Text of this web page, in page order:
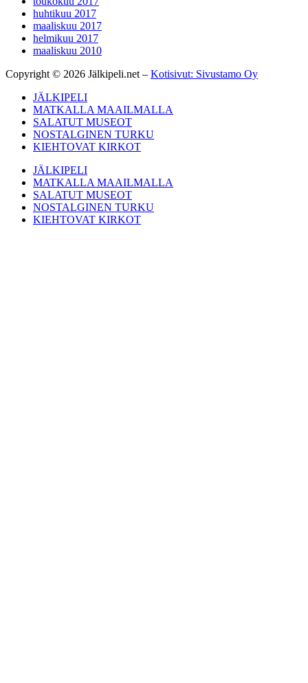
huhtikuu 2017
maaliskuu 2017
helmikuu 2017
maaliskuu 2010
Copyright © 2026 Jälkipeli.net – Kotisivut: Sivustamo Oy
JÄLKIPELI
MATKALLA MAAILMALLA
SALATUT MUSEOT
NOSTALGINEN TURKU
KIEHTOVAT KIRKOT
JÄLKIPELI
MATKALLA MAAILMALLA
SALATUT MUSEOT
NOSTALGINEN TURKU
KIEHTOVAT KIRKOT